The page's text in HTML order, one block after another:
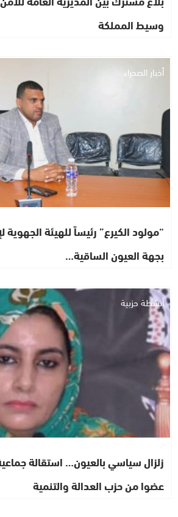
وسيط المملكة
أخبار الصحراء
“مولود الكيرع” رئيساً للهيئة
بجهة العيون الساقية…
أنشطة حزبية
عضوا من حزب العدالة والتنمية